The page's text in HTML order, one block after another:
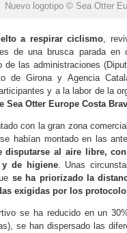
Nuevo logotipo © Sea Otter
a respirar ciclismo,
de una brusca parada
las administraciones
de Girona y Agencia
y a la labor de la
Otter Europe Costa
con la gran zona
habían montado en las
disputarse al aire libre,
y de higiene. Unas
se ha priorizado la
exigidas por los
se ha reducido en un
se han dispersado las